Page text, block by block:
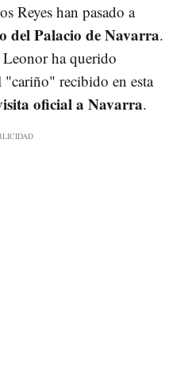
Reyes han pasado a
del Palacio de Navarra.
ha querido
"cariño" recibido en esta
oficial a Navarra.